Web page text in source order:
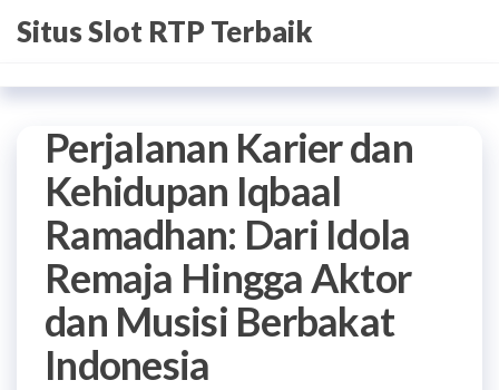
toSitus Slot RTP Terbaik
Perjalanan Karier dan
Kehidupan Iqbaal
Ramadhan: Dari Idola
Remaja Hingga Aktor
dan Musisi Berbakat
Indonesia